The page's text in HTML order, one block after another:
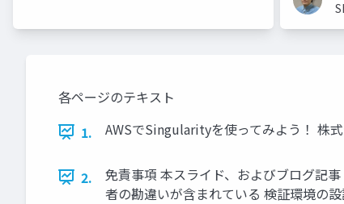
各ページのテキスト
1.
AWSでSingularityを使ってみよう！ 株
2.
免責事項 本スライド、およびブログ記
者の勘違いが含まれている 検証環境の